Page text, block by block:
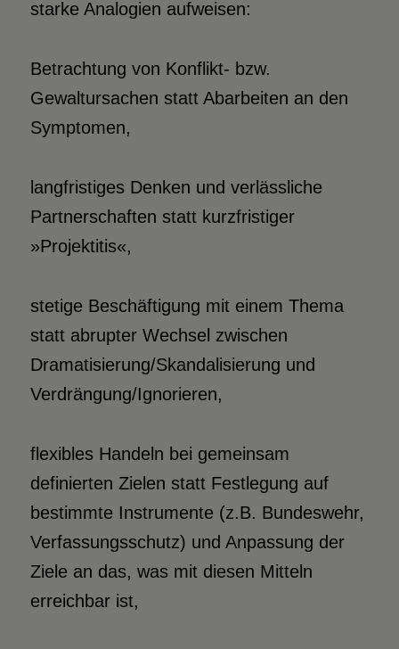
starke Analogien aufweisen:
Betrachtung von Konflikt- bzw.
Gewaltursachen statt Abarbeiten an den
Symptomen,
langfristiges Denken und verlässliche
Partnerschaften statt kurzfristiger
»Projektitis«,
stetige Beschäftigung mit einem Thema
statt abrupter Wechsel zwischen
Dramatisierung/Skandalisierung und
Verdrängung/Ignorieren,
flexibles Handeln bei gemeinsam
definierten Zielen statt Festlegung auf
bestimmte Instrumente (z.B. Bundeswehr,
Verfassungsschutz) und Anpassung der
Ziele an das, was mit diesen Mitteln
erreichbar ist,